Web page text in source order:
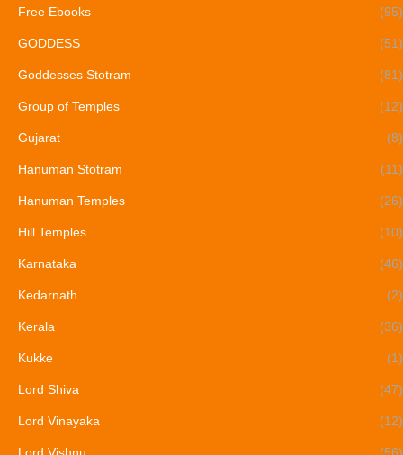
Free Ebooks (95)
GODDESS (51)
Goddesses Stotram (81)
Group of Temples (12)
Gujarat (8)
Hanuman Stotram (11)
Hanuman Temples (26)
Hill Temples (10)
Karnataka (46)
Kedarnath (2)
Kerala (36)
Kukke (1)
Lord Shiva (47)
Lord Vinayaka (12)
Lord Vishnu (56)